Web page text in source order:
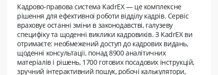
Кадрово-правова система KadrEX — це комплексне
рішення для ефективної роботи відділу кадрів. Сервіс
враховує останні зміни в законодавстві, галузеву
специфіку та щоденні виклики кадровиків. З KadrEX ви
отримаєте: необмежений доступ до кадрових видань,
щоденні консультації, понад 8900 аналітичних
матеріалів і рішень, 1700 готових посадових інструкцій,
зручний інтерактивний пошук, робочі калькулятори,